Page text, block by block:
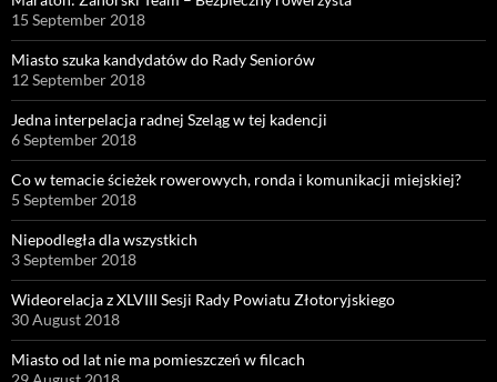
15 September 2018
Miasto szuka kandydatów do Rady Seniorów
12 September 2018
Jedna interpelacja radnej Szeląg w tej kadencji
6 September 2018
Co w temacie ścieżek rowerowych, ronda i komunikacji miejskiej?
5 September 2018
Niepodległa dla wszystkich
3 September 2018
Wideorelacja z XLVIII Sesji Rady Powiatu Złotoryjskiego
30 August 2018
Miasto od lat nie ma pomieszczeń w filcach